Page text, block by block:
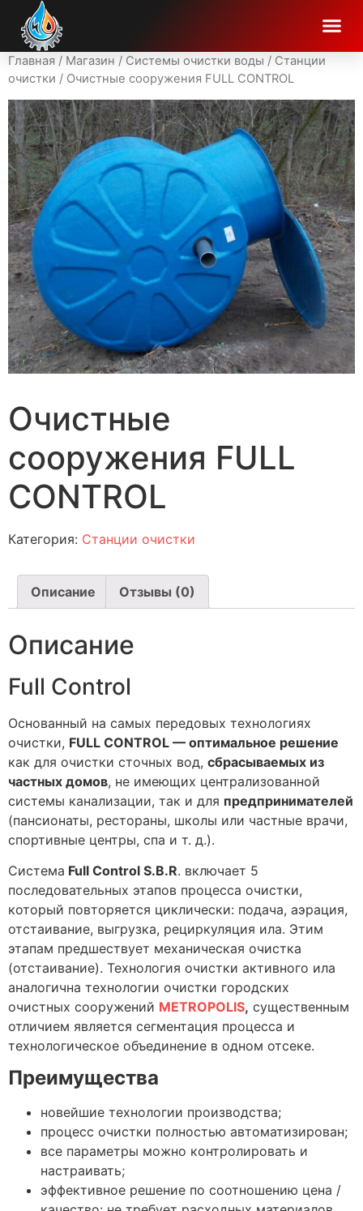
Главная / Магазин / Системы очистки воды / Станции
очистки / Очистные сооружения FULL CONTROL
Очистные
сооружения FULL
CONTROL
Категория: Станции очистки
Описание Отзывы (0)
Описание
Full Control
Основанный на самых передовых технологиях
очистки, FULL CONTROL — оптимальное решение
как для очистки сточных вод, сбрасываемых из
частных домов, не имеющих централизованной
системы канализации, так и для предпринимателей
(пансионаты, рестораны, школы или частные врачи,
спортивные центры, спа и т. д.).
Система Full Control S.B.R. включает 5
последовательных этапов процесса очистки,
который повторяется циклически: подача, аэрация,
отстаивание, выгрузка, рециркуляция ила. Этим
этапам предшествует механическая очистка
(отстаивание). Технология очистки активного ила
аналогична технологии очистки городских
очистных сооружений METROPOLIS, существенным
отличием является сегментация процесса и
технологическое объединение в одном отсеке.
Преимущества
новейшие технологии производства;
процесс очистки полностью автоматизирован;
все параметры можно контролировать и
настраивать;
эффективное решение по соотношению цена /